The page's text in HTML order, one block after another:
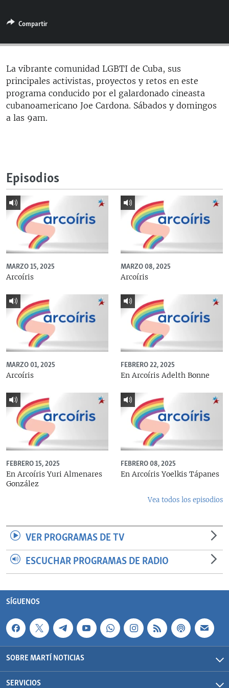
ESPECIALES
ESPECIALES
LA REALIDAD DE LA VIVIENDA EN CUBA
SER VIEJO EN CUBA
KENTU-CUBANO
LOS SANTOS DE HIALEAH
MULTIMEDIA
EDITORIALES
SÍGUENOS
Compartir
La vibrante comunidad LGBTI de Cuba, sus
principales activistas, proyectos y retos en este
programa conducido por el galardonado cineasta
cubanoamericano Joe Cardona. Sábados y domingos
a las 9am.
Episodios
MARZO 15, 2025
Arcoíris
MARZO 08, 2025
Arcoíris
MARZO 01, 2025
Arcoíris
FEBRERO 22, 2025
En Arcoíris Adelth Bonne
FEBRERO 15, 2025
En Arcoíris Yuri Almenares
González
FEBRERO 08, 2025
En Arcoíris Yoelkis Tápanes
Vea todos los episodios
VER PROGRAMAS DE TV
ESCUCHAR PROGRAMAS DE RADIO
SÍGUENOS
SOBRE MARTÍ NOTICIAS
SERVICIOS